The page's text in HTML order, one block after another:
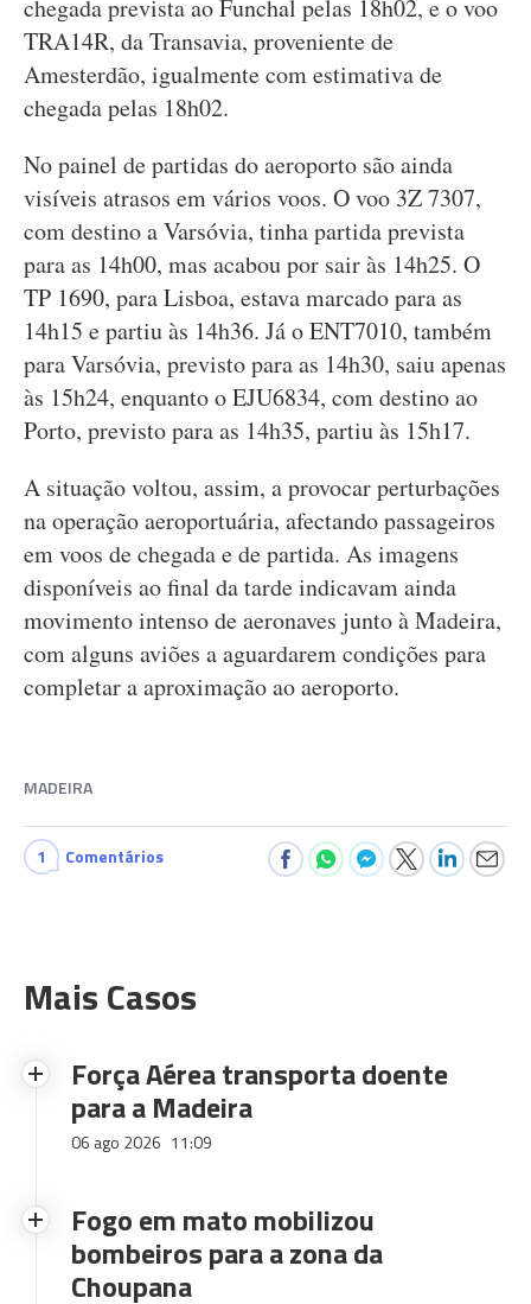
chegada prevista ao Funchal pelas 18h02, e o voo
TRA14R, da Transavia, proveniente de
Amesterdão, igualmente com estimativa de
chegada pelas 18h02.
No painel de partidas do aeroporto são ainda
visíveis atrasos em vários voos. O voo 3Z 7307,
com destino a Varsóvia, tinha partida prevista
para as 14h00, mas acabou por sair às 14h25. O
TP 1690, para Lisboa, estava marcado para as
14h15 e partiu às 14h36. Já o ENT7010, também
para Varsóvia, previsto para as 14h30, saiu apenas
às 15h24, enquanto o EJU6834, com destino ao
Porto, previsto para as 14h35, partiu às 15h17.
A situação voltou, assim, a provocar perturbações
na operação aeroportuária, afectando passageiros
em voos de chegada e de partida. As imagens
disponíveis ao final da tarde indicavam ainda
movimento intenso de aeronaves junto à Madeira,
com alguns aviões a aguardarem condições para
completar a aproximação ao aeroporto.
MADEIRA
1 Comentários
Mais Casos
Força Aérea transporta doente
para a Madeira
06 ago 2026 11:09
Fogo em mato mobilizou
bombeiros para a zona da
Choupana